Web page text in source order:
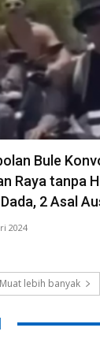
Bule
Raya tanpa
2 Asal
2024
Muat lebih banyak